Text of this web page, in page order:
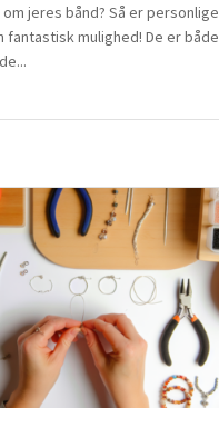
jeres bånd? Så er personlige
fantastisk mulighed! De er både